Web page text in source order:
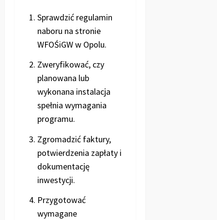
Sprawdzić regulamin
naboru na stronie
WFOŚiGW w Opolu.
Zweryfikować, czy
planowana lub
wykonana instalacja
spełnia wymagania
programu.
Zgromadzić faktury,
potwierdzenia zapłaty i
dokumentację
inwestycji.
Przygotować
wymagane